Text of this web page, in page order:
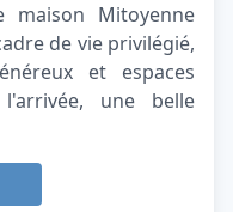
maison Mitoyenne
de vie privilégié,
et espaces
une belle